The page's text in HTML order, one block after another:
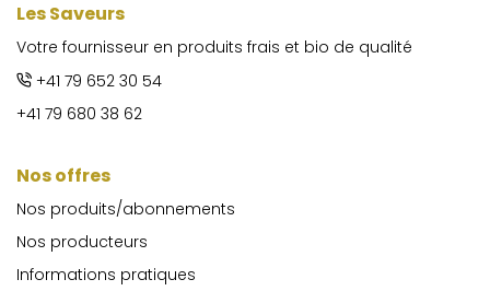
Les Saveurs
Votre fournisseur en produits frais et bio de qualité
+41 79 652 30 54
+41 79 680 38 62
Nos offres
Nos produits/abonnements
Nos producteurs
Informations pratiques